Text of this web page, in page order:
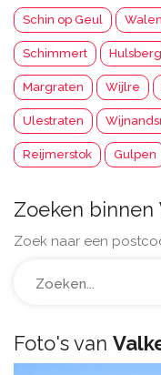
Schin op Geul
Schimmert Hulsberg
Margraten Wijlre
Ulestraten
Reijmerstok Gulpen
Zoeken binnen
Zoek naar een
Foto's van